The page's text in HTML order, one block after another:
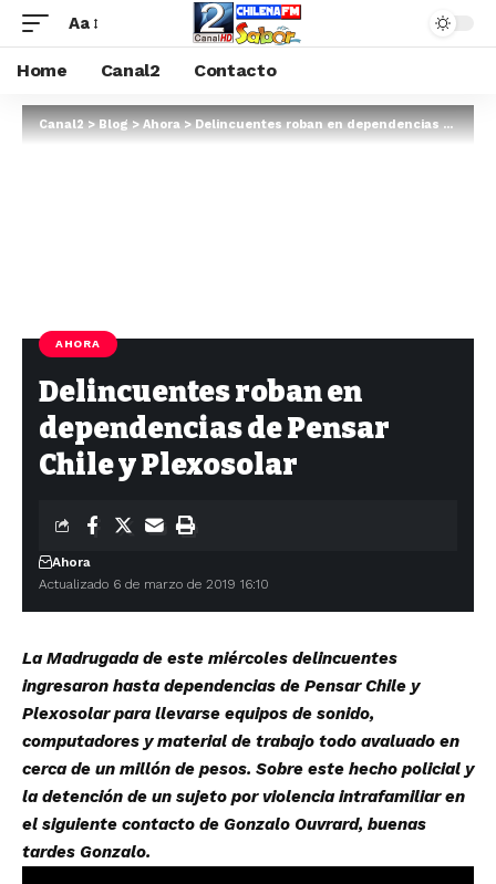
Aa
Home Canal2 Contacto
Canal2>Blog>Ahora>Delincuentes roban en dependencias de Pensar Chile y Plexosolar
AHORA
Delincuentes roban en
dependencias de Pensar
Chile y Plexosolar
Actualizado 6 de marzo de 2019 16:10
Ahora
La Madrugada de este miércoles delincuentes
ingresaron hasta dependencias de Pensar Chile y
Plexosolar para llevarse equipos de sonido,
computadores y material de trabajo todo avaluado en
cerca de un millón de pesos. Sobre este hecho policial y
la detención de un sujeto por violencia intrafamiliar en
el siguiente contacto de Gonzalo Ouvrard, buenas
tardes Gonzalo.